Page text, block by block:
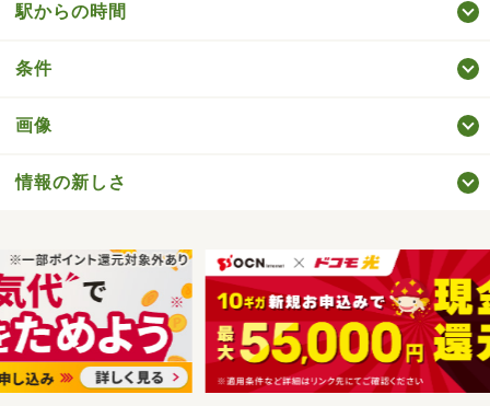
駅からの時間
条件
画像
情報の新しさ